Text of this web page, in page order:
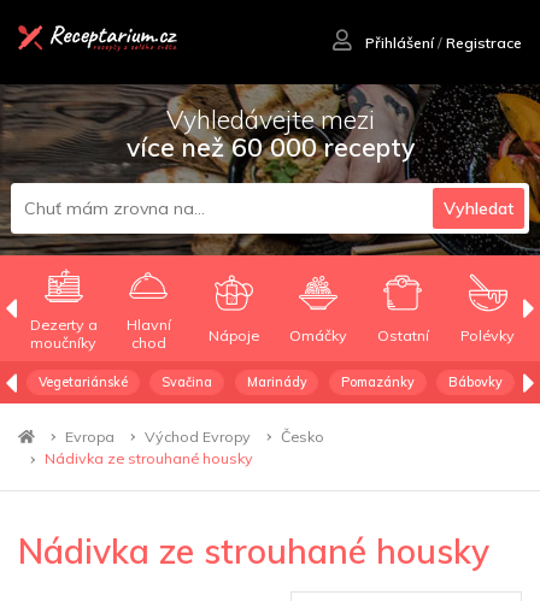
Přihlášení/ Registrace
Vyhledávejte mezi
více než 60 000 recepty
Vyhledat
Dezerty a
moučníky
Hlavní
chod
Nápoje Omáčky Ostatní Polévky
Vegetariánské Svačina Marinády Pomazánky Bábovky
Evropa Východ Evropy
Česko
Nádivka ze strouhané housky
Nádivka ze strouhané housky